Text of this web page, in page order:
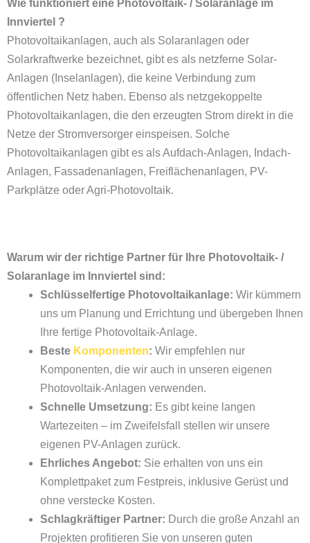
Wie funktioniert eine Photovoltaik- / Solaranlage im
Innviertel ?
Photovoltaikanlagen, auch als Solaranlagen oder
Solarkraftwerke bezeichnet, gibt es als netzferne Solar-
Anlagen (Inselanlagen), die keine Verbindung zum
öffentlichen Netz haben. Ebenso als netzgekoppelte
Photovoltaikanlagen, die den erzeugten Strom direkt in die
Netze der Stromversorger einspeisen. Solche
Photovoltaikanlagen gibt es als Aufdach-Anlagen, Indach-
Anlagen, Fassadenanlagen, Freiflächenanlagen, PV-
Parkplätze oderAgri-Photovoltaik.
Warum wir der richtige Partner für Ihre Photovoltaik- /
Solaranlage im Innviertel sind:
Schlüsselfertige Photovoltaikanlage: Wir kümmern
uns um Planung und Errichtung und übergeben Ihnen
Ihre fertige Photovoltaik-Anlage.
Beste Komponenten: Wir empfehlen nur
Komponenten, die wir auch in unseren eigenen
Photovoltaik-Anlagen verwenden.
Schnelle Umsetzung: Es gibt keine langen
Wartezeiten – im Zweifelsfall stellen wir unsere
eigenen PV-Anlagen zurück.
Ehrliches Angebot: Sie erhalten von uns ein
Komplettpaket zum Festpreis, inklusive Gerüst und
ohne verstecke Kosten.
Schlagkräftiger Partner: Durch die große Anzahl an
Projekten profitieren Sie von unseren guten